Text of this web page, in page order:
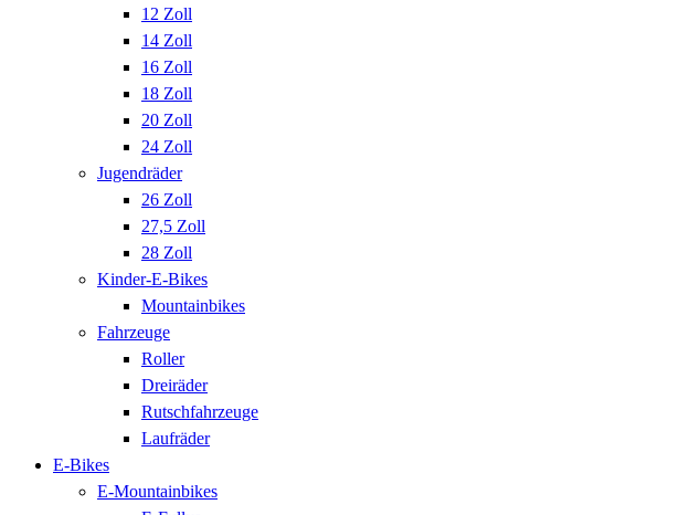
12 Zoll
14 Zoll
16 Zoll
18 Zoll
20 Zoll
24 Zoll
Jugendräder
26 Zoll
27,5 Zoll
28 Zoll
Kinder-E-Bikes
Mountainbikes
Fahrzeuge
Roller
Dreiräder
Rutschfahrzeuge
Laufräder
E-Bikes
E-Mountainbikes